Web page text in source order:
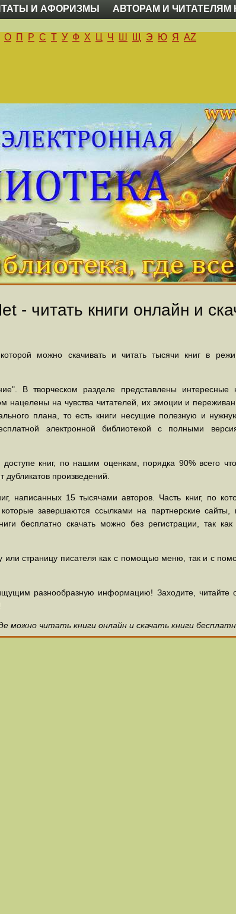
И АФОРИЗМЫ АВТОРАМ И ЧИТАТЕЛЯМ
О П Р С Т У Ф Х Ц Ч Ш Щ Э Ю Я AZ
- читать книги онлайн и
можно скачивать и читать тысячи книг в
В творческом разделе представлены интересные
нацелены на чувства читателей, их эмоции и
плана, то есть книги несущие полезную и
электронной библиотекой с полными
книг, по нашим оценкам, порядка 90% всего
произведений.
написанных 15 тысячами авторов. Часть книг, по
завершаются ссылками на партнерские
бесплатно скачать можно без регистрации, так
или страницу писателя как с помощью меню, так и с
разнообразную информацию! Заходите, читайте
можно читать книги онлайн и скачать книги